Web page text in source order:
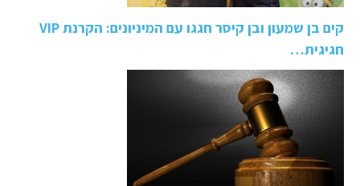
קים בן שמעון ובן קיסר חגגו עם המיניונים: הקרנת VIP
חגיגית…